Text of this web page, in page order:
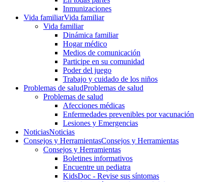
Inmunizaciones
Vida familiarVida familiar
Vida familiar
Dinámica familiar
Hogar médico
Medios de comunicación
Participe en su comunidad
Poder del juego
Trabajo y cuidado de los niños
Problemas de saludProblemas de salud
Problemas de salud
Afecciones médicas
Enfermedades prevenibles por vacunación
Lesiones y Emergencias
NoticiasNoticias
Consejos y HerramientasConsejos y Herramientas
Consejos y Herramientas
Boletines informativos
Encuentre un pediatra
KidsDoc - Revise sus síntomas